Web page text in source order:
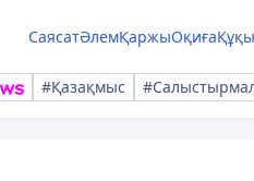
СаясатӘлемҚаржыОқиға
#Қазақмыс